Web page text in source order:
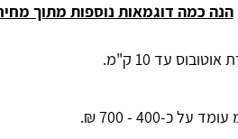
הנה כמה דוגמאות נוספות מתוך